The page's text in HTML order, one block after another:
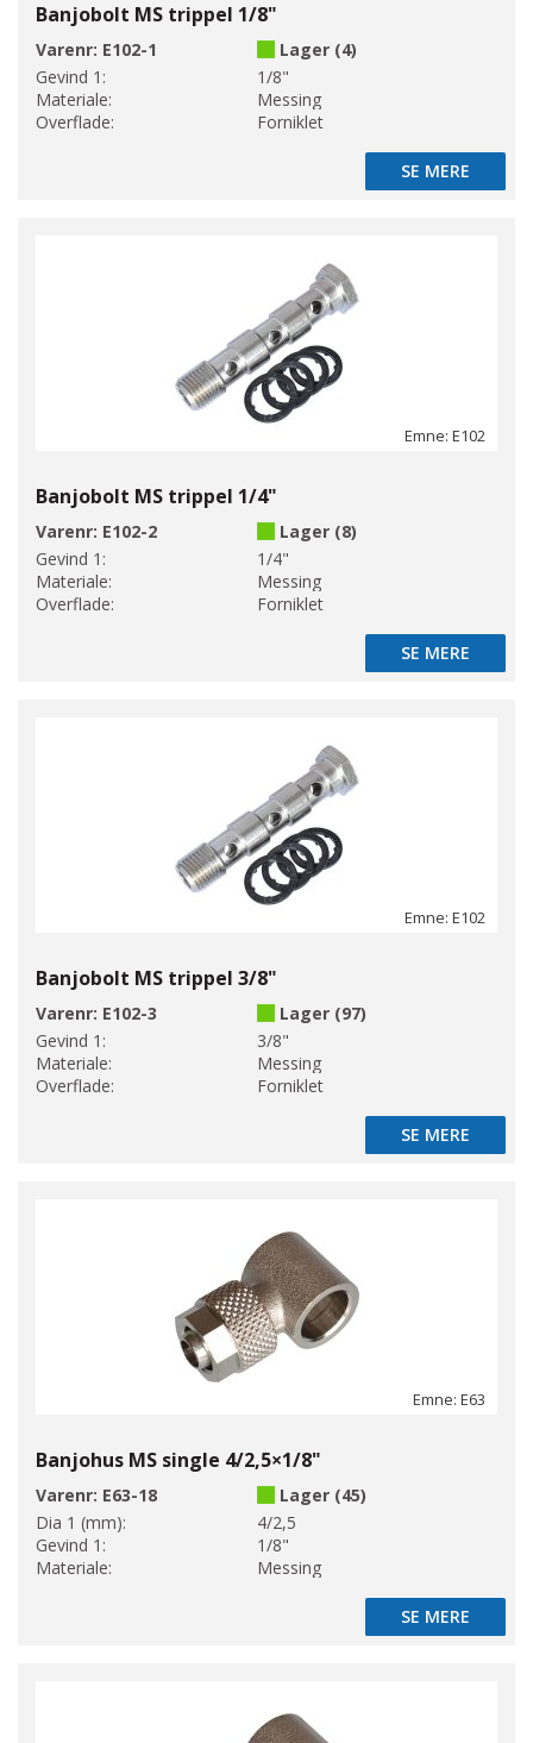
Banjobolt MS trippel 1/8"
Varenr: E102-1
Lager (4)
Gevind 1:
1/8"
Materiale:
Messing
Overflade:
Forniklet
SE MERE
SE MERE
Emne: E102
Banjobolt MS trippel 1/4"
Varenr: E102-2
Lager (8)
Gevind 1:
1/4"
Materiale:
Messing
Overflade:
Forniklet
SE MERE
SE MERE
Emne: E102
Banjobolt MS trippel 3/8"
Varenr: E102-3
Lager (97)
Gevind 1:
3/8"
Materiale:
Messing
Overflade:
Forniklet
SE MERE
SE MERE
Emne: E63
Banjohus MS single 4/2,5×1/8"
Varenr: E63-18
Lager (45)
Dia 1 (mm):
4/2,5
Gevind 1:
1/8"
Materiale:
Messing
SE MERE
SE MERE